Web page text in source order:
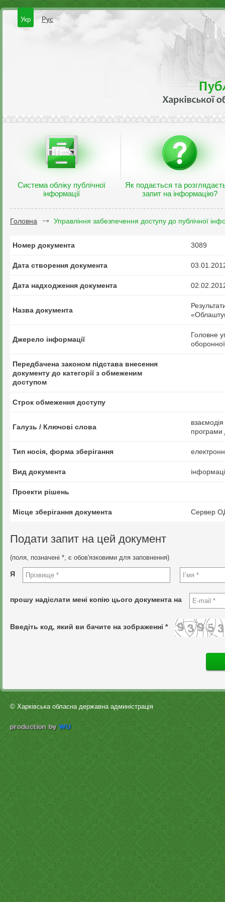
Укр Рус
Система обліку публічної
інформації
Як подається та
запит на інформацію?
Головна Управління забезпечення доступу до публічної
Номер документа 3089
Дата створення документа
Дата надходження документа
Назва документа
Джерело інформації
Головне
Передбачена законом підстава внесення
документу до категорії з обмеженим
доступом
Строк обмеження доступу
Галузь / Ключові слова
програми
Тип носія, форма зберігання
Вид документа
Проекти рішень
Місце зберігання документа Сервер
Подати запит на цей документ
(поля, позначені *, є обов'язковими для заповнення)
Я
прошу надіслати мені копію цього документа на
Введіть код, який ви бачите на зображенні *
© Харківська обласна державна админістрація